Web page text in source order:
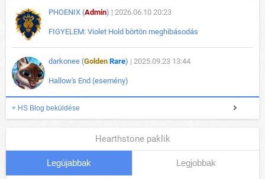
PHOENIX (Admin) | 2026.06.10 20:23
FIGYELEM: Violet Hold börtön meghibásodás
darkonee (Golden Rare) | 2025.09.23 13:44
Hallow's End (esemény)
+ HS Blog beküldése
Hearthstone paklik
Legújabbak Legjobbak